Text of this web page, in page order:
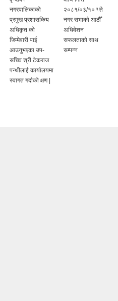
नगरपालिकाको
प्रमुख प्रशासकिय
अधिकृत को
जिम्मेवारी पाई
आउनुभएका उप-
सचिव श्री टेकराज
पन्थीलाई कार्यालयमा
स्वागत गर्दाको क्षण |
२०८१/०३/१० गते
नगर सभाको आठौँ
अधिवेशन
सफलताको साथ
सम्पन्न